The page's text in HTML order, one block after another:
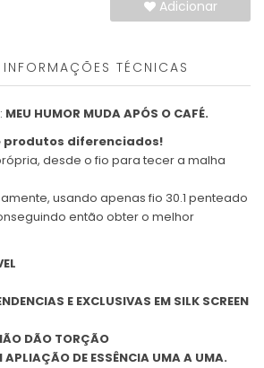
Adicionar
INFORMAÇÕES TÉCNICAS
MEU HUMOR MUDA APÓS O CAFÉ.
produtos diferenciados!
desde o fio para tecer a malha
usando apenas fio 30.1 penteado
então obter o melhor
E EXCLUSIVAS EM SILK SCREEN
DÃO TORÇÃO
DE ESSÊNCIA UMA A UMA.